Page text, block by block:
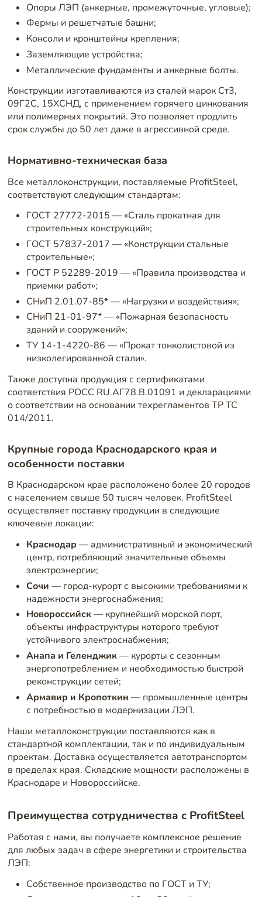
Опоры ЛЭП (анкерные, промежуточные, угловые);
Фермы и решетчатые башни;
Консоли и кронштейны крепления;
Заземляющие устройства;
Металлические фундаменты и анкерные болты.
Конструкции изготавливаются из сталей марок Ст3,
09Г2С, 15ХСНД, с применением горячего цинкования
или полимерных покрытий. Это позволяет продлить
срок службы до 50 лет даже в агрессивной среде.
Нормативно-техническая база
Все металлоконструкции, поставляемые ProfitSteel,
соответствуют следующим стандартам:
ГОСТ 27772-2015 — «Сталь прокатная для
строительных конструкций»;
ГОСТ 57837-2017 — «Конструкции стальные
строительные»;
ГОСТ Р 52289-2019 — «Правила производства и
приемки работ»;
СНиП 2.01.07-85* — «Нагрузки и воздействия»;
СНиП 21-01-97* — «Пожарная безопасность
зданий и сооружений»;
ТУ 14-1-4220-86 — «Прокат тонколистовой из
низколегированной стали».
Также доступна продукция с сертификатами
соответствия РОСС RU.АГ78.В.01091 и декларациями
о соответствии на основании техрегламентов ТР ТС
014/2011.
Крупные города Краснодарского края и
особенности поставки
В Краснодарском крае расположено более 20 городов
с населением свыше 50 тысяч человек. ProfitSteel
осуществляет поставку продукции в следующие
ключевые локации:
Краснодар — административный и экономический
центр, потребляющий значительные объемы
электроэнергии;
Сочи — город-курорт с высокими требованиями к
надежности энергоснабжения;
Новороссийск— крупнейший морской порт,
объекты инфраструктуры которого требуют
устойчивого электроснабжения;
Анапа и Геленджик— курорты с сезонным
энергопотреблением и необходимостью быстрой
реконструкции сетей;
Армавир и Кропоткин — промышленные центры
с потребностью в модернизации ЛЭП.
Наши металлоконструкции поставляются как в
стандартной комплектации, так и по индивидуальным
проектам. Доставка осуществляется автотранспортом
в пределах края. Складские мощности расположены в
Краснодаре и Новороссийске.
Преимущества сотрудничества с ProfitSteel
Работая с нами, вы получаете комплексное решение
для любых задач в сфере энергетики и строительства
ЛЭП:
Собственное производство по ГОСТ и ТУ;